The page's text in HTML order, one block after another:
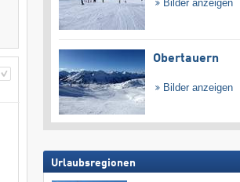
Bilder anzeigen
Obertauern
Bilder anzeigen
Urlaubsregionen